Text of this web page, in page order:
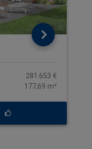
281.653 €
177,69 m²